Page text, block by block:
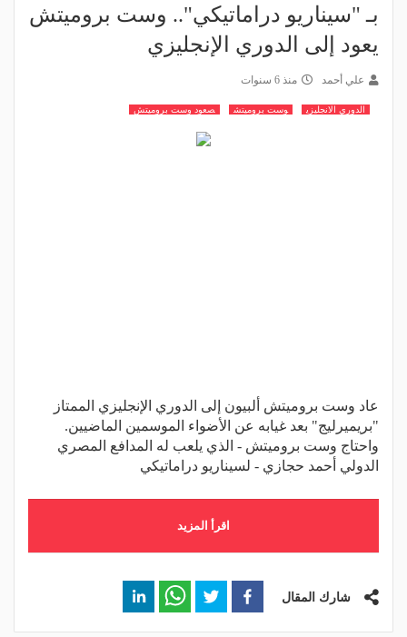
بـ "سيناريو دراماتيكي".. وست بروميتش
يعود إلى الدوري الإنجليزي
علي أحمد منذ 6 سنوات
الدوري الانجليزي وست بروميتش صعود وست بروميتش
عاد وست بروميتش ألبيون إلى الدوري الإنجليزي الممتاز
"بريميرليج" بعد غيابه عن الأضواء الموسمين الماضيين.
واحتاج وست بروميتش - الذي يلعب له المدافع المصري
الدولي أحمد حجازي - لسيناريو دراماتيكي
اقرأ المزيد
شارك المقال